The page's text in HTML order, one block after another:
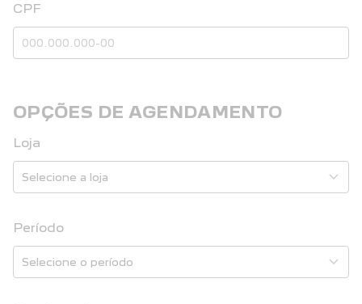
CPF
OPÇÕES DE AGENDAMENTO
Loja
Período